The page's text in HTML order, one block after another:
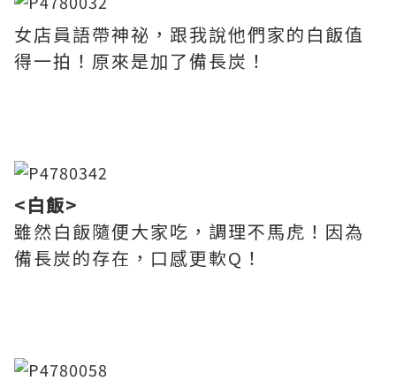
女店員語帶神祕，跟我說他們家的白飯值
得一拍！原來是加了備長炭！
<白飯>
雖然白飯隨便大家吃，調理不馬虎！因為
備長炭的存在，口感更軟Q！